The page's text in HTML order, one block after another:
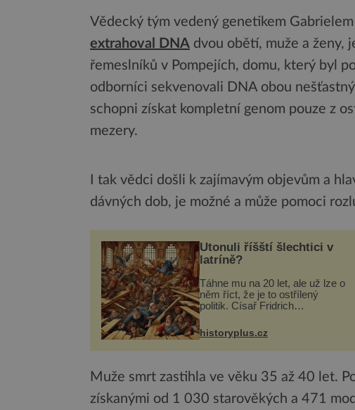
Vědecký tým vedený genetikem
extrahoval DNA dvou obětí, muže a ženy,
řemeslníků v Pompejích, domu, který byl
odborníci sekvenovali DNA obou
schopni získat kompletní genom pouze z
mezery.
I tak vědci došli k zajímavým objevům a
dávných dob, je možné a může pomoci
Utonuli říšští šlechtici v
latríně?
Táhne mu na 20 let, ale už lze o
něm říct, že je to ostřílený
politik. Císař Fridrich
syna a dědice Jindřicha VI. do
Erfurtu, aby se stal
prostředníkem při řešení sporu
historyplus.cz
Muže smrt zastihla ve věku 35 až 40 let.
získanými od 1 030 starověkých a 471